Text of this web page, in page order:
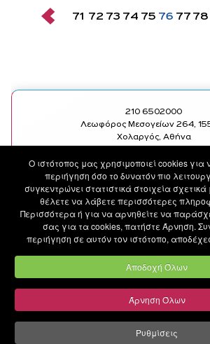
Ο ιστότοπoς μας χρησιμοποιεί cookies για
περιήγηση όσο το δυνατόν πιο
συγκεντρώνει στατιστικά στοιχεία
θέλετε να λάβετε περισσότερες
Περισσότερα ή για να αρνηθείτε να
σας για τα cookies, πατήστε Άρνηση.
περιήγηση σε αυτόν τον ιστότοπο,
Αποδοχή Όλων
Άρνηση Όλων
Ρυθμίσεις
71 72 73 74 75 76 77 78
210 6502000
Λεωφόρος Μεσογείων 264,
Χολαργός, Αθήνα
SOCIAL
FACEBOOK
INSTAGRAM
LINKEDIN
YOUTUBE
ΥΠΗΡΕΣΙΕΣ
ΙΑΤΡΟΙ
MEDIA
BLOG
METROPOLITAN